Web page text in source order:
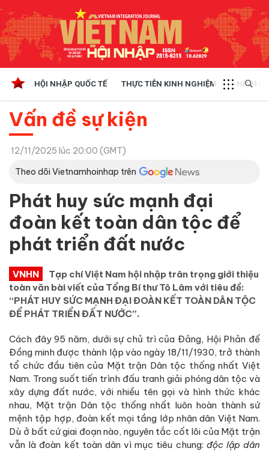
HỘI NHẬP QUỐC TẾ THỰC TIỄN KINH NGHIỆM CHÍNH
Vấn đề sự kiện
12/11/2025 lúc 20:00 (GMT)
Theo dõi Vietnamhoinhap trên
Phát huy sức mạnh đại
đoàn kết toàn dân tộc để
phát triển đất nước
VNHN
Tạp chí Việt Nam hội nhập trân trọng giới thiệu
toàn văn bài viết của Tổng Bí thư Tô Lâm với tiêu đề:
“PHÁT HUY SỨC MẠNH ĐẠI ĐOÀN KẾT TOÀN DÂN TỘC
ĐỂ PHÁT TRIỂN ĐẤT NƯỚC”.
Cách đây 95 năm, dưới sự chủ trì của Đảng, Hội Phản đế
Đồng minh được thành lập vào ngày 18/11/1930, trở thành
tổ chức đầu tiên của Mặt trận Dân tộc thống nhất Việt
Nam. Trong suốt tiến trình đấu tranh giải phóng dân tộc và
xây dựng đất nước, với nhiều tên gọi và hình thức khác
nhau, Mặt trận Dân tộc thống nhất luôn hoàn thành sứ
mệnh tập hợp, đoàn kết mọi tầng lớp nhân dân Việt Nam.
Dù ở bất cứ giai đoạn nào, nguyên tắc cốt lõi của Mặt trận
vẫn là đoàn kết toàn dân vì mục tiêu chung: độc lập dân